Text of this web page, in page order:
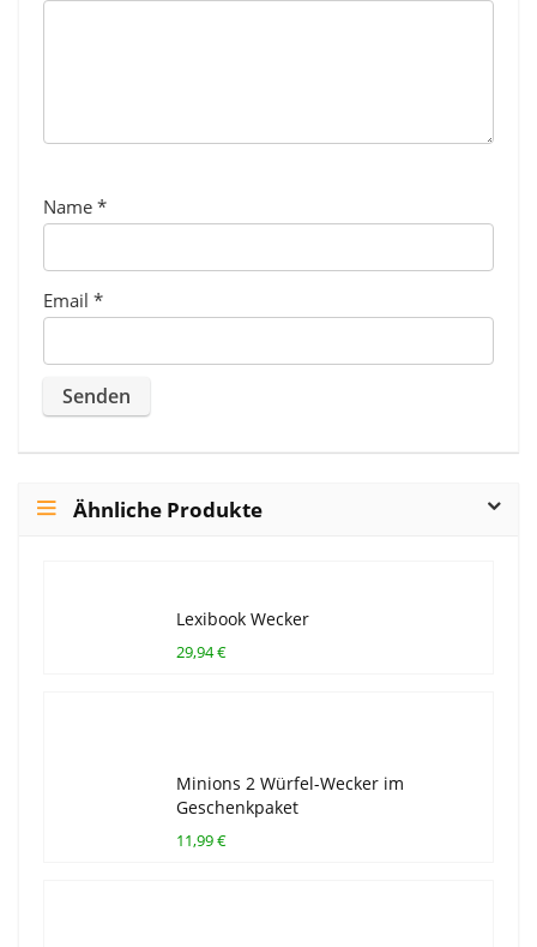
Name *
Email *
Ähnliche Produkte
Lexibook Wecker
29,94 €
Minions 2 Würfel-Wecker im
Geschenkpaket
11,99 €